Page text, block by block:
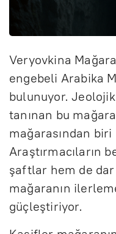
Veryovkina
engebeli Arabika
bulunuyor. Jeolojik
tanınan bu
mağarasından biri
Araştırmacıların
şaftlar hem de
mağaranın
güçleştiriyor.